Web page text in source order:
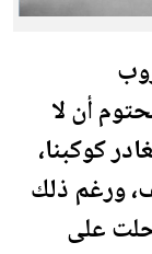
أن لا
كوكبنا،
ورغم ذلك
على